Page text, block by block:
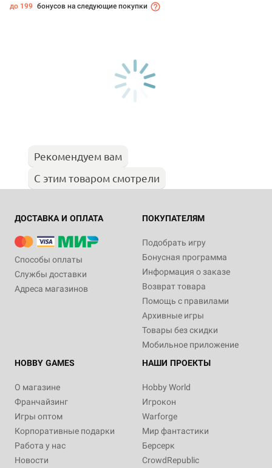
до 199 бонусов на следующие покупки
Рекомендуем вам
С этим товаром смотрели
ДОСТАВКА И ОПЛАТА
Способы оплаты
Службы доставки
Адреса магазинов
ПОКУПАТЕЛЯМ
Подобрать игру
Бонусная программа
Информация о заказе
Возврат товара
Помощь с правилами
Архивные игры
Товары без скидки
Мобильное приложение
HOBBY GAMES
О магазине
Франчайзинг
Игры оптом
Корпоративные подарки
Работа у нас
Новости
НАШИ ПРОЕКТЫ
Hobby World
Игрокон
Warforge
Мир фантастики
Берсерк
CrowdRepublic